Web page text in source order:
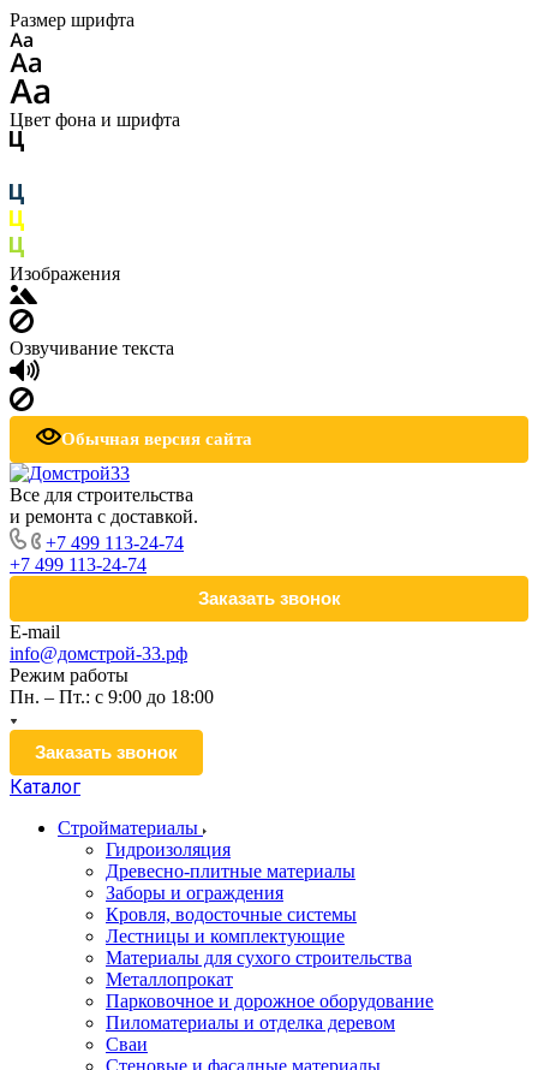
Размер шрифта
Цвет фона и шрифта
Изображения
Озвучивание текста
Обычная версия сайта
Все для строительства
и ремонта с доставкой.
+7 499 113-24-74
+7 499 113-24-74
Заказать звонок
E-mail
info@домстрой-33.рф
Режим работы
Пн. – Пт.: с 9:00 до 18:00
Заказать звонок
Каталог
Стройматериалы
Гидроизоляция
Древесно-плитные материалы
Заборы и ограждения
Кровля, водосточные системы
Лестницы и комплектующие
Материалы для сухого строительства
Металлопрокат
Парковочное и дорожное оборудование
Пиломатериалы и отделка деревом
Сваи
Стеновые и фасадные материалы